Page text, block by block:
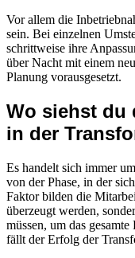
Vor allem die
sein. Bei einzelnen
schrittweise ihre
über Nacht mit einem
Planung vorausgesetzt.
Wo siehst du
in der
Es handelt sich immer
von der Phase, in der
Faktor bilden die
überzeugt werden,
müssen, um das
fällt der Erfolg der